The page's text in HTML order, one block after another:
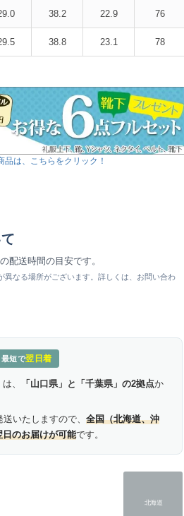
38.2 22.9 76
38.8 23.1 78
品は、こちらをクリック！
配送時間の目安です。
なる場所がございます。詳しくは、お問い合わ
短で翌日着
、 「山口県」と「千葉県」の2拠点か
送いたしますので、全国（北海道、沖
のお届けが可能です。
北海道